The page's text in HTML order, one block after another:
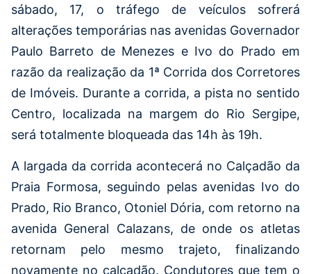
sábado, 17, o tráfego de veículos sofrerá
alterações temporárias nas avenidas Governador
Paulo Barreto de Menezes e Ivo do Prado em
razão da realização da 1ª Corrida dos Corretores
de Imóveis. Durante a corrida, a pista no sentido
Centro, localizada na margem do Rio Sergipe,
será totalmente bloqueada das 14h às 19h.
A largada da corrida acontecerá no Calçadão da
Praia Formosa, seguindo pelas avenidas Ivo do
Prado, Rio Branco, Otoniel Dória, com retorno na
avenida General Calazans, de onde os atletas
retornam pelo mesmo trajeto, finalizando
novamente no calçadão. Condutores que tem o